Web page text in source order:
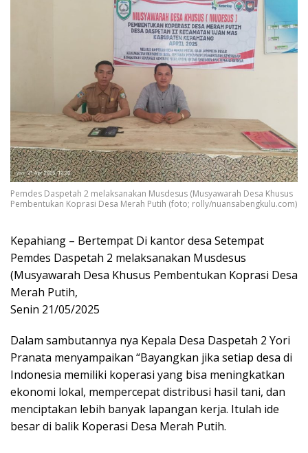
Pemdes Daspetah 2 melaksanakan Musdesus (Musyawarah Desa Khusus
Pembentukan Koprasi Desa Merah Putih (foto; rolly/nuansabengkulu.com)
Kepahiang – Bertempat Di kantor desa Setempat
Pemdes Daspetah 2 melaksanakan Musdesus
(Musyawarah Desa Khusus Pembentukan Koprasi Desa
Merah Putih,
Senin 21/05/2025
Dalam sambutannya nya Kepala Desa Daspetah 2 Yori
Pranata menyampaikan “Bayangkan jika setiap desa di
Indonesia memiliki koperasi yang bisa meningkatkan
ekonomi lokal, mempercepat distribusi hasil tani, dan
menciptakan lebih banyak lapangan kerja. Itulah ide
besar di balik Koperasi Desa Merah Putih.